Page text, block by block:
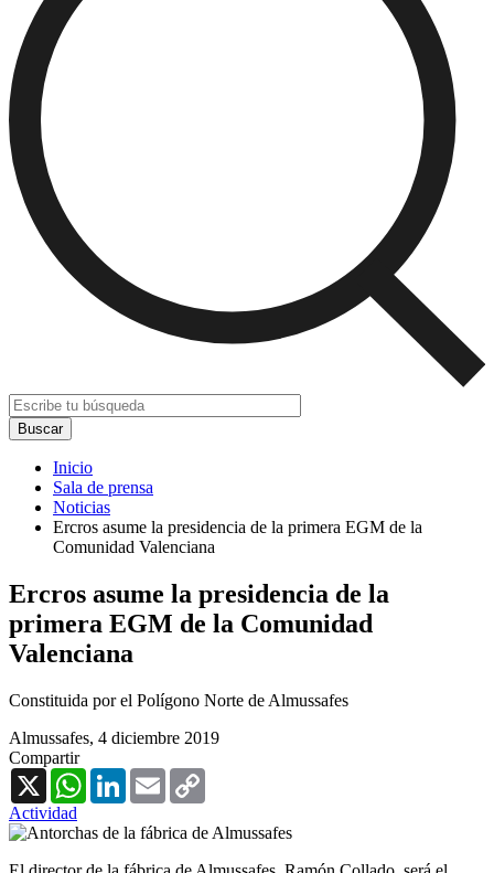
Inicio
Sala de prensa
Noticias
Ercros asume la presidencia de la primera EGM de la
Comunidad Valenciana
Ercros asume la presidencia de la
primera EGM de la Comunidad
Valenciana
Constituida por el Polígono Norte de Almussafes
Almussafes, 4 diciembre 2019
Compartir
X
WhatsAppLinkedInEmail
Actividad